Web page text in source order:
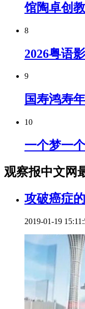
馆陶卓创
8
2026粤语
9
国寿鸿寿
10
一个梦一
观察报中文网
攻破癌症
2019-01-19